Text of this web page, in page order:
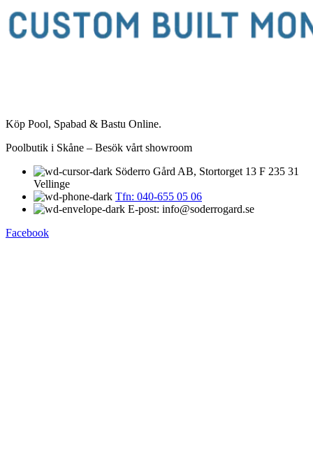
Köp Pool, Spabad & Bastu Online.
Poolbutik i Skåne – Besök vårt showroom
Söderro Gård AB, Stortorget 13 F 235 31
Vellinge
Tfn: 040-655 05 06
E-post: info@soderrogard.se
Facebook